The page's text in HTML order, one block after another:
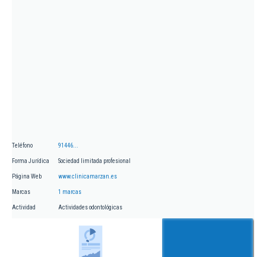
Teléfono 91446...
Forma Jurídica Sociedad limitada profesional
Página Web www.clinicamarzan.es
Marcas 1 marcas
Actividad Actividades odontológicas